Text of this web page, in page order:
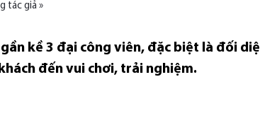
tác giả »
kề 3 đại công viên, đặc biệt là đối
đến vui chơi, trải nghiệm.